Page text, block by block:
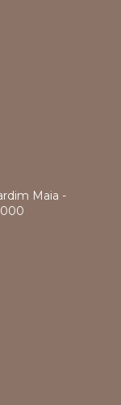
Maia -
000